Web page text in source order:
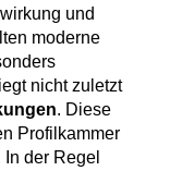
und
moderne
nicht zuletzt
. Diese
Profilkammer
der Regel